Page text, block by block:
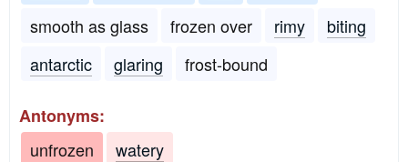
smooth as glass
frozen over rimy
biting
antarctic
glaring frost-bound
Antonyms:
unfrozen
watery